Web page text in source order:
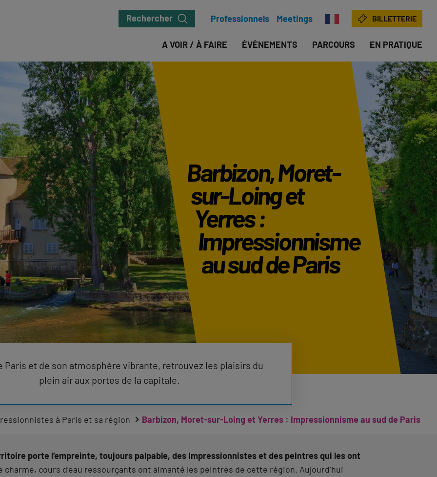
Rechercher Professionnels Meetings BILLETTERIE
A VOIR / À FAIRE ÉVÈNEMENTS PARCOURS EN PRATIQUE
Barbizon, Moret-
sur-Loing et
Yerres :
Impressionnisme
au sud de Paris
Paris et de son atmosphère vibrante, retrouvez les plaisirs du
plein air aux portes de la capitale.
à Paris et sa région Barbizon, Moret-sur-Loing et Yerres : Impressionnisme au sud de Paris
porte l’empreinte, toujours palpable, des Impressionnistes et des peintres qui les ont
cours d’eau ressourçants ont aimanté les peintres de cette région. Aujourd’hui